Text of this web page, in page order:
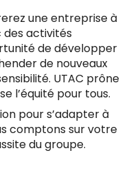
une entreprise à
activités
de développer
de nouveaux
UTAC prône
l’équité pour tous.
pour s’adapter à
comptons sur votre
du groupe.